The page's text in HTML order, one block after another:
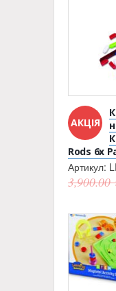
АКЦІЯ
Rods 6х
Артикул:
3,900.00